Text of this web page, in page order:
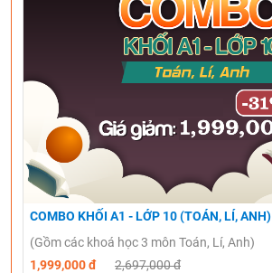
COMBO KHỐI A1 - LỚP 10 (TOÁN, LÍ, ANH)
(Gồm các khoá học 3 môn Toán, Lí, Anh)
1,999,000 đ
2,697,000 đ